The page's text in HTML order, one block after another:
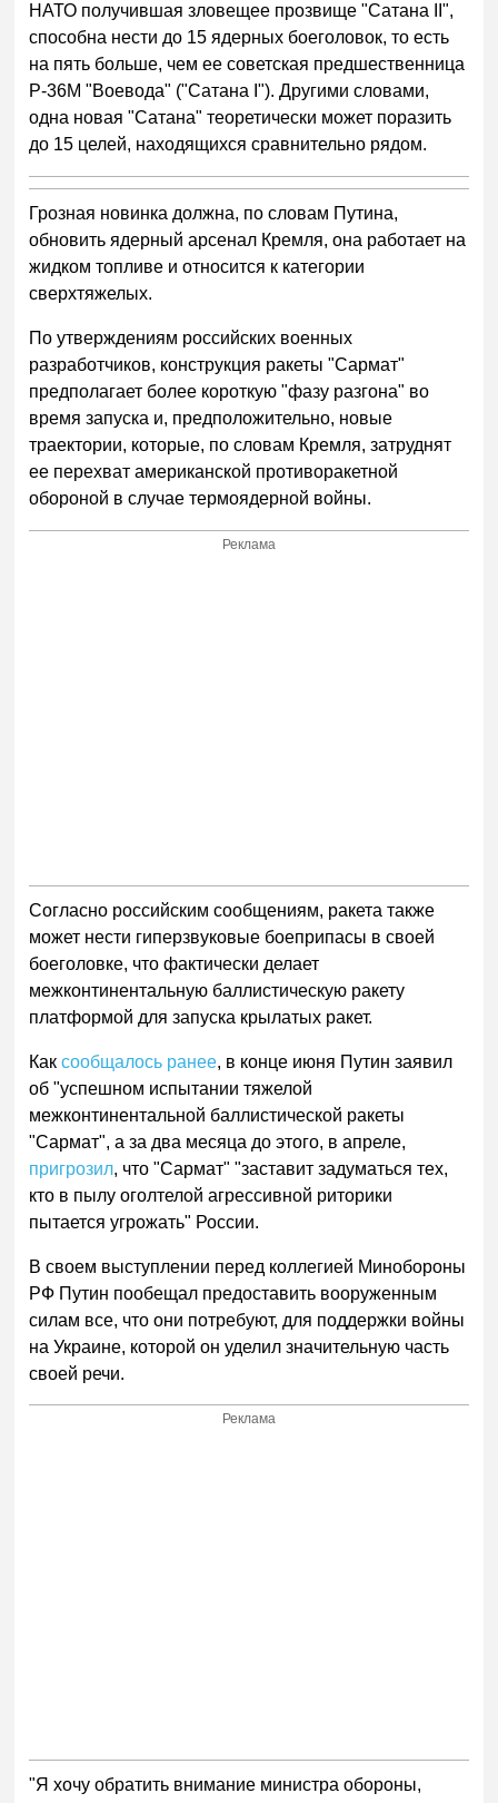
НАТО получившая зловещее прозвище "Сатана II",
способна нести до 15 ядерных боеголовок, то есть
на пять больше, чем ее советская предшественница
Р-36М "Воевода" ("Сатана I"). Другими словами,
одна новая "Сатана" теоретически может поразить
до 15 целей, находящихся сравнительно рядом.
Грозная новинка должна, по словам Путина,
обновить ядерный арсенал Кремля, она работает на
жидком топливе и относится к категории
сверхтяжелых.
По утверждениям российских военных
разработчиков, конструкция ракеты "Сармат"
предполагает более короткую "фазу разгона" во
время запуска и, предположительно, новые
траектории, которые, по словам Кремля, затруднят
ее перехват американской противоракетной
обороной в случае термоядерной войны.
Реклама
Согласно российским сообщениям, ракета также
может нести гиперзвуковые боеприпасы в своей
боеголовке, что фактически делает
межконтинентальную баллистическую ракету
платформой для запуска крылатых ракет.
Каксообщалось ранее, в конце июня Путин заявил
об "успешном испытании тяжелой
межконтинентальной баллистической ракеты
"Сармат", а за два месяца до этого, в апреле,
пригрозил, что "Сармат" "заставит задуматься тех,
кто в пылу оголтелой агрессивной риторики
пытается угрожать" России.
В своем выступлении перед коллегией Минобороны
РФ Путин пообещал предоставить вооруженным
силам все, что они потребуют, для поддержки войны
на Украине, которой он уделил значительную часть
своей речи.
Реклама
"Я хочу обратить внимание министра обороны,